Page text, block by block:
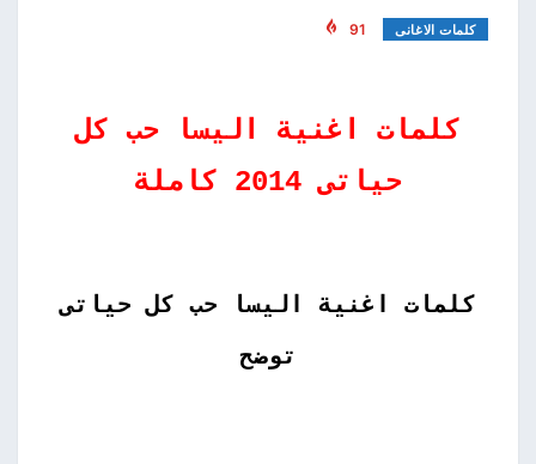
كلمات الاغانى 91
كلمات اغنية اليسا حب كل
حياتى 2014 كاملة
كلمات اغنية اليسا حب كل حياتى
توضح